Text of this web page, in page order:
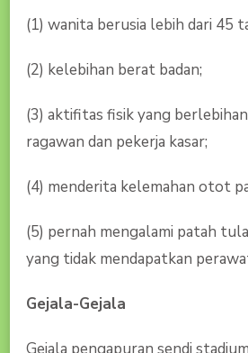
(1) wanita berusia lebih dari 45
(2) kelebihan berat badan;
(3) aktifitas fisik yang
ragawan dan pekerja kasar;
(4) menderita kelemahan otot
(5) pernah mengalami patah
yang tidak mendapatkan
Gejala-Gejala
Gejala pengapuran sendi